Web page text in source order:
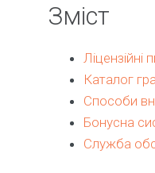
Зміст
Ліцензійні
Каталог
Способи
Бонусна
Служба